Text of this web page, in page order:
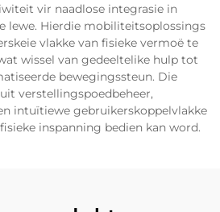
vir naadlose integrasie in
lewe. Hierdie mobiliteitsoplossings
vlakke van fisieke vermoë te
wissel van gedeeltelike hulp tot
bewegingssteun. Die
verstellingspoedbeheer,
intuïtiewe gebruikerskoppelvlakke
inspanning bedien kan word.